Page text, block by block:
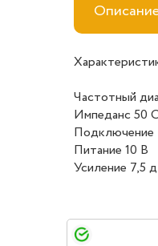
Частотный
Импеданс 50
Подключение
Питание 10 В
Усиление 7,5